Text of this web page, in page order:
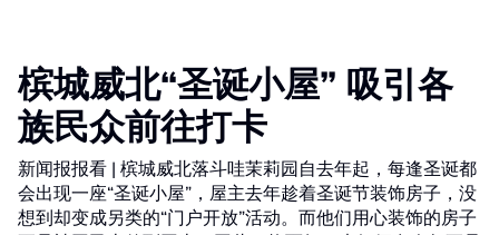
槟城威北“圣诞小屋” 吸引各
族民众前往打卡
新闻报报看 | 槟城威北落斗哇茉莉园自去年起，每逢圣诞都
会出现一座“圣诞小屋”，屋主去年趁着圣诞节装饰房子，没
想到却变成另类的“门户开放”活动。而他们用心装饰的房子